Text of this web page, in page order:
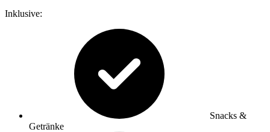
Inklusive:
Snacks &
Getränke